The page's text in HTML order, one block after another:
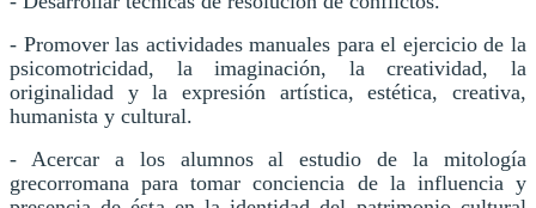
- Promover las actividades manuales para el ejercicio de la
psicomotricidad, la imaginación, la creatividad, la
originalidad y la expresión artística, estética, creativa,
humanista y cultural.
- Acercar a los alumnos al estudio de la mitología
grecorromana para tomar conciencia de la influencia y